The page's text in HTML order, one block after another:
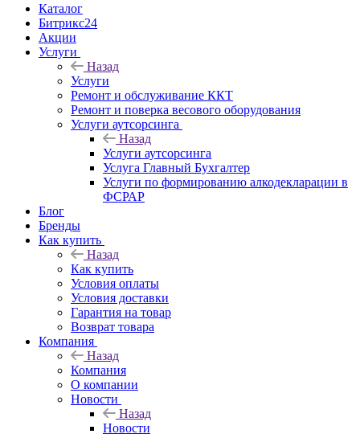
Каталог
Битрикс24
Акции
Услуги
Назад
Услуги
Ремонт и обслуживание ККТ
Ремонт и поверка весового оборудования
Услуги аутсорсинга
Назад
Услуги аутсорсинга
Услуга Главный Бухгалтер
Услуги по формированию алкодекларации в
ФСРАР
Блог
Бренды
Как купить
Назад
Как купить
Условия оплаты
Условия доставки
Гарантия на товар
Возврат товара
Компания
Назад
Компания
О компании
Новости
Назад
Новости